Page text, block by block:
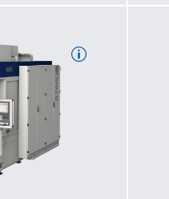
1.035